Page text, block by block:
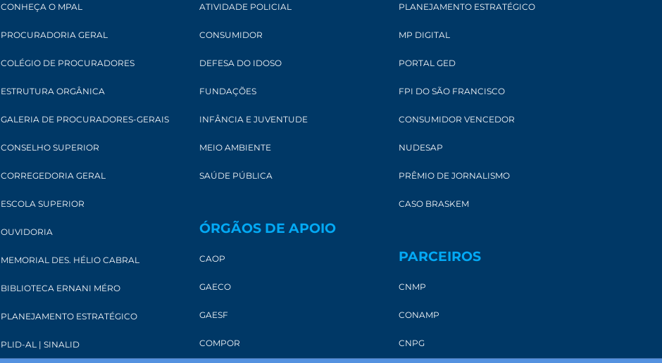
CONHEÇA O MPAL
PROCURADORIA GERAL
COLÉGIO DE PROCURADORES
ESTRUTURA ORGÂNICA
GALERIA DE PROCURADORES-GERAIS
CONSELHO SUPERIOR
CORREGEDORIA GERAL
ESCOLA SUPERIOR
OUVIDORIA
MEMORIAL DES. HÉLIO CABRAL
BIBLIOTECA ERNANI MÉRO
PLANEJAMENTO ESTRATÉGICO
PLID-AL | SINALID
ATIVIDADE POLICIAL
CONSUMIDOR
DEFESA DO IDOSO
FUNDAÇÕES
INFÂNCIA E JUVENTUDE
MEIO AMBIENTE
SAÚDE PÚBLICA
ÓRGÃOS DE APOIO
CAOP
GAECO
GAESF
COMPOR
PLANEJAMENTO ESTRATÉGICO
MP DIGITAL
PORTAL GED
FPI DO SÃO FRANCISCO
CONSUMIDOR VENCEDOR
NUDESAP
PRÊMIO DE JORNALISMO
CASO BRASKEM
PARCEIROS
CNMP
CONAMP
CNPG